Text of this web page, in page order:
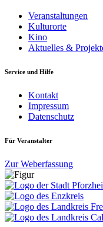
Veranstaltungen
Kulturorte
Kino
Aktuelles &
Service und Hilfe
Kontakt
Impressum
Datenschutz
Für Veranstalter
Zur Weberfassung